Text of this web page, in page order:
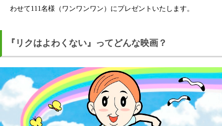
わせて111名様（ワンワンワン）にプレゼントいたします。
『リクはよわくない』ってどんな映画？